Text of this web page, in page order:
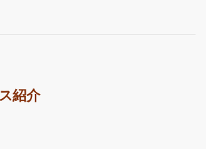
紹介